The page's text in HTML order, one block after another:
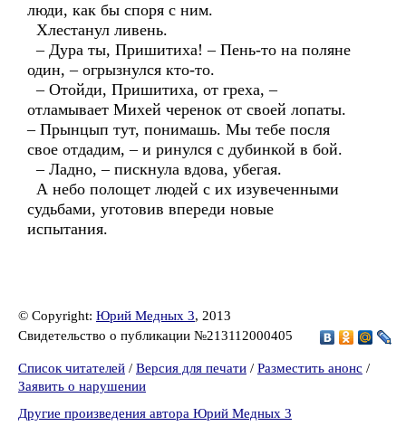
люди, как бы споря с ним.
Хлестанул ливень.
– Дура ты, Пришитиха! – Пень-то на поляне
один, – огрызнулся кто-то.
– Отойди, Пришитиха, от греха, –
отламывает Михей черенок от своей лопаты.
– Прынцып тут, понимашь. Мы тебе посля
свое отдадим, – и ринулся с дубинкой в бой.
– Ладно, – пискнула вдова, убегая.
А небо полощет людей с их изувеченными
судьбами, уготовив впереди новые
испытания.
© Copyright: Юрий Медных 3, 2013
Свидетельство о публикации №213112000405
Список читателей / Версия для печати / Разместить анонс /
Заявить о нарушении
Другие произведения автора Юрий Медных 3